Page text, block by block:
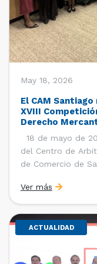
May 18, 2026
El CAM
XVIII
Derecho
18 de mayo de
del Centro de
de Comercio de
Facultad de
consagró como
Ver más
ACTUALIDAD